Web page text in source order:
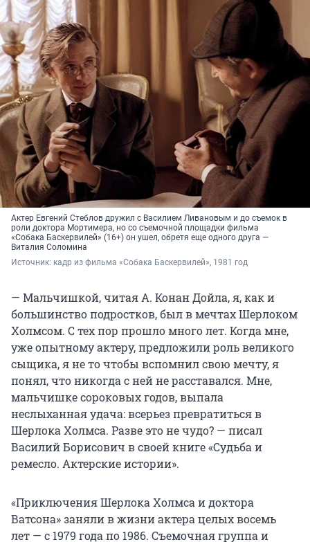
Актер Евгений Стеблов дружил с Василием Ливановым и до съемок в
роли доктора Мортимера, но со съемочной площадки фильма
«Собака Баскервилей» (16+) он ушел, обретя еще одного друга —
Виталия Соломина
Источник: кадр из фильма «Собака Баскервилей», 1981 год
— Мальчишкой, читая А. Конан Дойла, я, как и
большинство подростков, был в мечтах Шерлоком
Холмсом. С тех пор прошло много лет. Когда мне,
уже опытному актеру, предложили роль великого
сыщика, я не то чтобы вспомнил свою мечту, я
понял, что никогда с ней не расставался. Мне,
мальчишке сороковых годов, выпала
неслыханная удача: всерьез превратиться в
Шерлока Холмса. Разве это не чудо? — писал
Василий Борисович в своей книге «Судьба и
ремесло. Актерские истории».
«Приключения Шерлока Холмса и доктора
Ватсона» заняли в жизни актера целых восемь
лет — с 1979 года по 1986. Съемочная группа и